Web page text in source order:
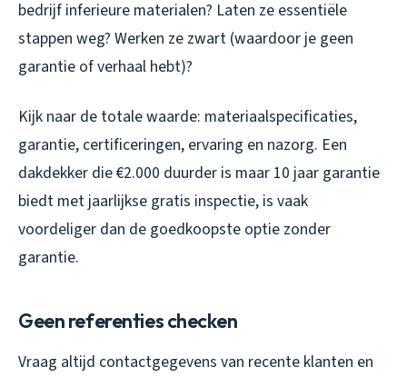
bedrijf inferieure materialen? Laten ze essentiële
stappen weg? Werken ze zwart (waardoor je geen
garantie of verhaal hebt)?
Kijk naar de totale waarde: materiaalspecificaties,
garantie, certificeringen, ervaring en nazorg. Een
dakdekker die €2.000 duurder is maar 10 jaar garantie
biedt met jaarlijkse gratis inspectie, is vaak
voordeliger dan de goedkoopste optie zonder
garantie.
Geen referenties checken
Vraag altijd contactgegevens van recente klanten en